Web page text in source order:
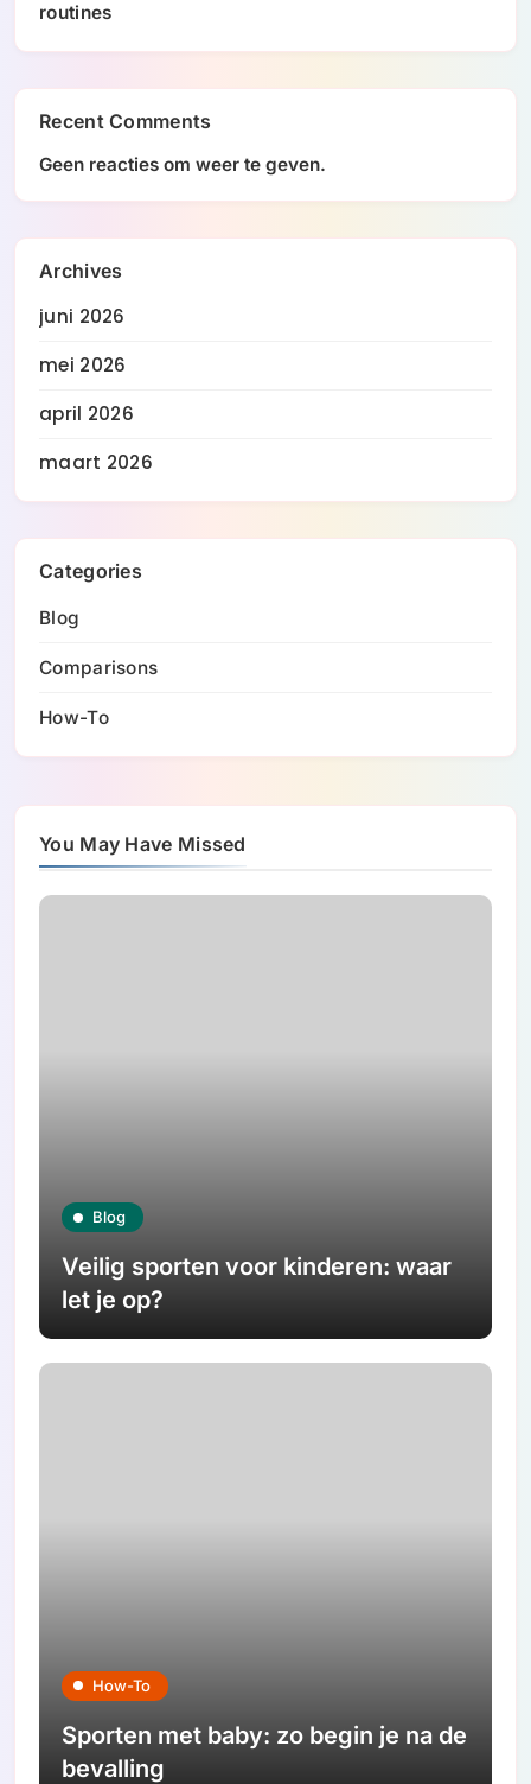
routines
Recent Comments
Geen reacties om weer te geven.
Archives
juni 2026
mei 2026
april 2026
maart 2026
Categories
Blog
Comparisons
How-To
You May Have Missed
Blog
Veilig sporten voor kinderen: waar
let je op?
How-To
Sporten met baby: zo begin je na de
bevalling